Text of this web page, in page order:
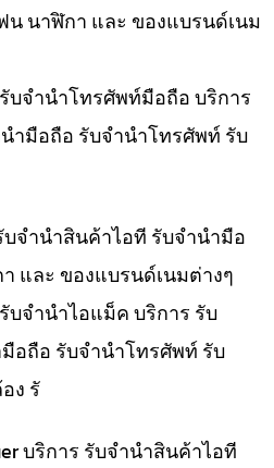
นาฬิกา และ ของแบรนด์เนม
บจำนำโทรศัพท์มือถือ บริการ
ำมือถือ รับจำนำโทรศัพท์ รับ
จำนำสินค้าไอที รับจำนำมือ
และ ของแบรนด์เนมต่างๆ
บจำนำไอแม็ค บริการ รับ
อถือ รับจำนำโทรศัพท์ รับ
ง รั
บริการ รับจำนำสินค้าไอที